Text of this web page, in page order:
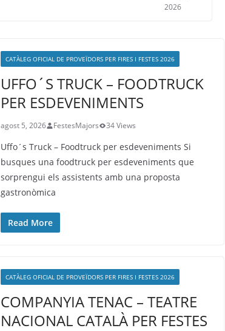
2026
CATÀLEG OFICIAL DE PROVEÏDORS PER FIRES I FESTES 2026
UFFO´S TRUCK – FOODTRUCK
PER ESDEVENIMENTS
agost 5, 2026 FestesMajors 34 Views
Uffo´s Truck – Foodtruck per esdeveniments Si
busques una foodtruck per esdeveniments que
sorprengui els assistents amb una proposta
gastronòmica
Read More
CATÀLEG OFICIAL DE PROVEÏDORS PER FIRES I FESTES 2026
COMPANYIA TENAC – TEATRE
NACIONAL CATALÀ PER FESTES